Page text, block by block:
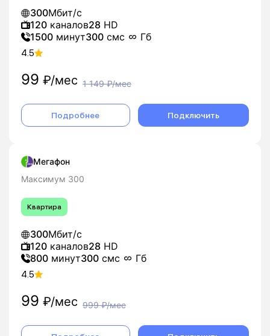
300Мбит/с
120 каналов28 HD
1500 минут300 смс Гб
4.5
99 ₽/мес 1 149₽/мес
Подробнее Подключить
Мегафон
Максимум 300
Квартира
300Мбит/с
120 каналов28 HD
800 минут300 смс Гб
4.5
99 ₽/мес 999₽/мес